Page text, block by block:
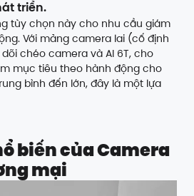
triển.
tùy chọn này cho nhu cầu giám
Với mảng camera lai (cố định
chéo camera và AI 6T, cho
mục tiêu theo hành động cho
bình đến lớn, đây là một lựa
biến của Camera
mại